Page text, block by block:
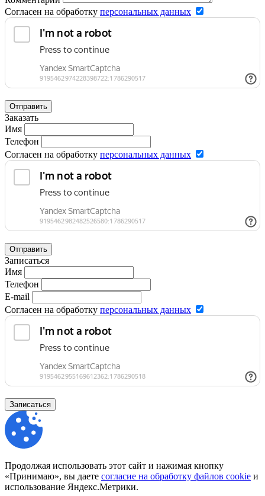
Согласен на обработку персональных данных
Отправить
Заказать
Имя
Телефон
Согласен на обработку персональных данных
Отправить
Записаться
Имя
Телефон
E-mail
Согласен на обработку персональных данных
Записаться
Продолжая использовать этот сайт и нажимая кнопку
«Принимаю», вы даете согласие на обработку файлов cookie и
использование Яндекс.Метрики.